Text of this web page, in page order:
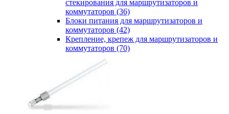
стекирования для маршрутизаторов и
коммутаторов (36)
Блоки питания для маршрутизаторов и
коммутаторов (42)
Крепление, крепеж для маршрутизаторов и
коммутаторов (70)